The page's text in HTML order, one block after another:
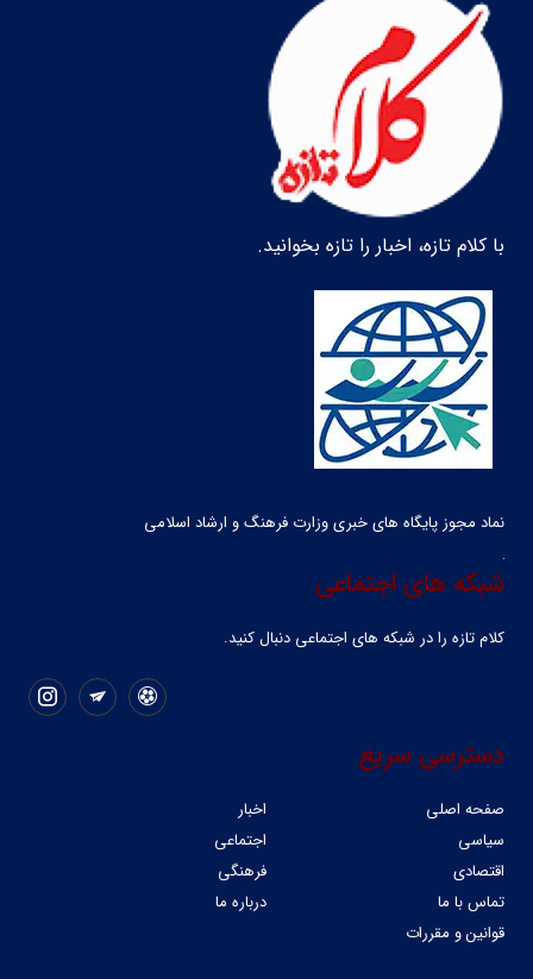
با کلام تازه، اخبار را تازه بخوانید.
نماد مجوز پایگاه های خبری وزارت فرهنگ و ارشاد اسلامی
شبکه های اجتماعی
کلام تازه را در شبکه ‌های اجتماعی دنبال کنید.
دسترسی سریع
صفحه اصلی
اخبار
سیاسی
اجتماعی
اقتصادی
فرهنگی
تماس با ما
درباره ما
قوانین و مقررات